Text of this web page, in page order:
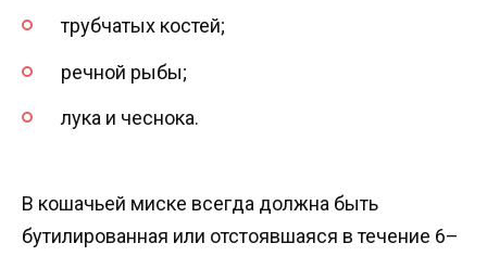
трубчатых костей;
речной рыбы;
лука и чеснока.
В кошачьей миске всегда должна быть
бутилированная или отстоявшаяся в течение 6–